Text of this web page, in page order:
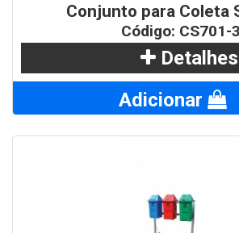
Conjunto para Coleta
Código: CS701-3
Detalhes
Adicionar